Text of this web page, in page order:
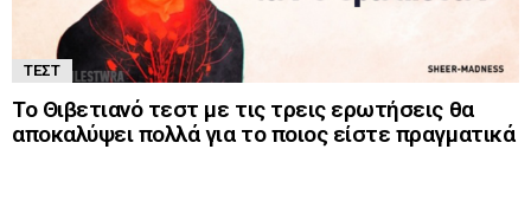
ΤΕΣΤ
Το Θιβετιανό τεστ με τις τρεις ερωτήσεις θα
αποκαλύψει πολλά για το ποιος είστε πραγματικά